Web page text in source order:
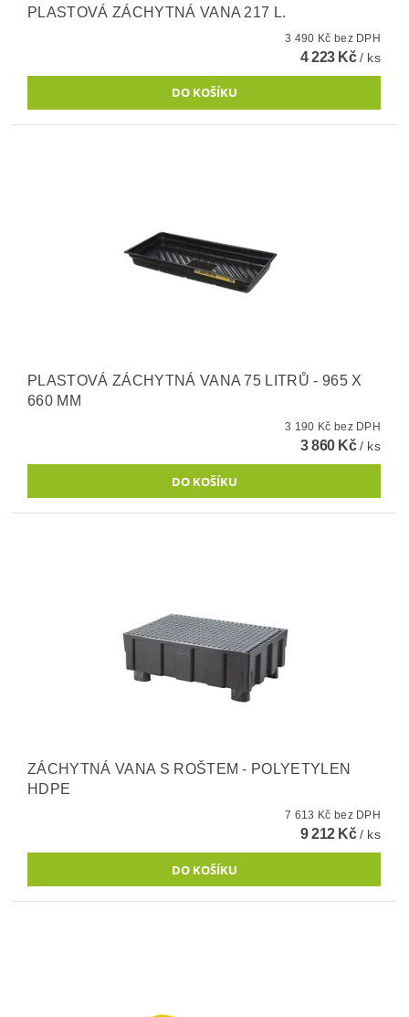
PLASTOVÁ ZÁCHYTNÁ VANA 217 L.
3 490 Kč bez DPH
4 223 Kč/ ks
PLASTOVÁ ZÁCHYTNÁ VANA 75 LITRŮ - 965 X
660 MM
3 190 Kč bez DPH
3 860 Kč/ ks
ZÁCHYTNÁ VANA S ROŠTEM - POLYETYLEN
HDPE
7 613 Kč bez DPH
9 212 Kč/ ks